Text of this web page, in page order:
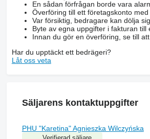
En sådan förfrågan borde vara
Överföring till ett företagskonto
Var försiktig, bedragare kan dölja
Byte av egna uppgifter i fakturan till
Innan du gör en överföring, se till
Har du upptäckt ett bedrägeri?
Låt oss veta
Säljarens kontaktuppgifter
PHU "Karetina" Agnieszka Wilczyńska